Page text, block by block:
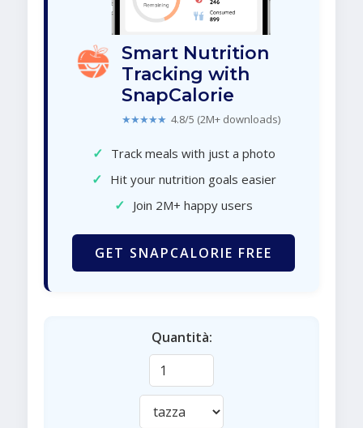
Smart Nutrition
Tracking with
SnapCalorie
★★★★★ 4.8/5 (2M+ downloads)
✓ Track meals with just a photo
✓ Hit your nutrition goals easier
✓ Join 2M+ happy users
GET SNAPCALORIE FREE
Quantità: